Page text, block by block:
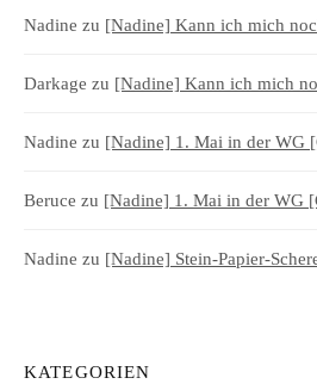
Nadine zu [Nadine] Kann ich mich
Darkage zu [Nadine] Kann ich mich
Nadine zu [Nadine] 1. Mai in der WG
Beruce zu [Nadine] 1. Mai in der WG
Nadine zu [Nadine] Stein-Papier-
KATEGORIEN